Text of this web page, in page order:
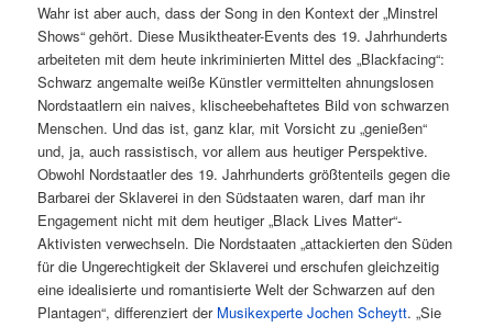
Wahr ist aber auch, dass der Song in den Kontext der „Minstrel
Shows“ gehört. Diese Musiktheater-Events des 19. Jahrhunderts
arbeiteten mit dem heute inkriminierten Mittel des „Blackfacing“:
Schwarz angemalte weiße Künstler vermittelten ahnungslosen
Nordstaatlern ein naives, klischeebehaftetes Bild von schwarzen
Menschen. Und das ist, ganz klar, mit Vorsicht zu „genießen“
und, ja, auch rassistisch, vor allem aus heutiger Perspektive.
Obwohl Nordstaatler des 19. Jahrhunderts größtenteils gegen die
Barbarei der Sklaverei in den Südstaaten waren, darf man ihr
Engagement nicht mit dem heutiger „Black Lives Matter“-
Aktivisten verwechseln. Die Nordstaaten „attackierten den Süden
für die Ungerechtigkeit der Sklaverei und erschufen gleichzeitig
eine idealisierte und romantisierte Welt der Schwarzen auf den
Plantagen“, differenziert der Musikexperte Jochen Scheytt. „Sie